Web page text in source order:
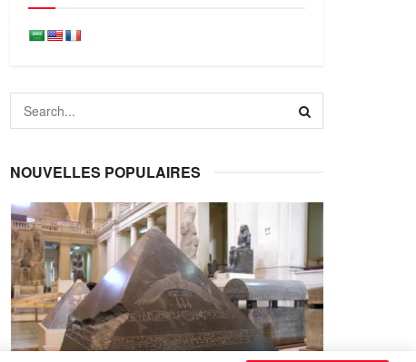
NOUVELLES POPULAIRES